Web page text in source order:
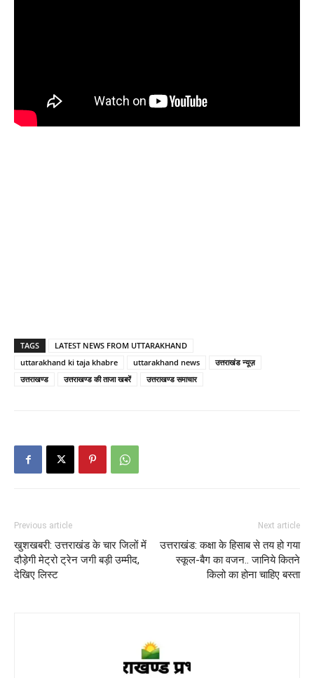
TAGS
LATEST NEWS FROM UTTARAKHAND
uttarakhand ki taja khabre
uttarakhand news
उत्तराखंड न्यूज़
उत्तराखण्ड
उत्तराखण्ड की ताजा खबरें उत्तराखण्ड समाचार
Previous article
खुशखबरी: उत्तराखंड के चार जिलों में
दौड़ेगी मेट्रो ट्रेन जगी बड़ी उम्मीद,
देखिए लिस्ट
Next article
उत्तराखंड: कक्षा के हिसाब से तय हो गया
स्कूल-बैग का वजन.. जानिये कितने
किलो का होना चाहिए बस्ता